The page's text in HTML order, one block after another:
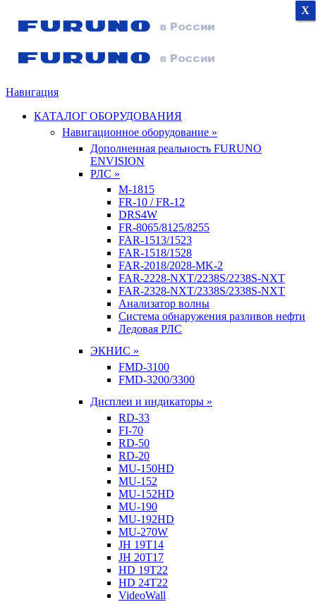
Навигация
КАТАЛОГ ОБОРУДОВАНИЯ
Навигационное оборудование »
Дополненная реальность FURUNO
ENVISION
РЛС »
M-1815
FR-10 / FR-12
DRS4W
FR-8065/8125/8255
FAR-1513/1523
FAR-1518/1528
FAR-2018/2028-MK-2
FAR-2228-NXT/2238S/2238S-NXT
FAR-2328-NXT/2338S/2338S-NXT
Анализатор волны
Система обнаружения разливов нефти
Ледовая РЛС
ЭКНИС »
FMD-3100
FMD-3200/3300
Дисплеи и индикаторы »
RD-33
FI-70
RD-50
RD-20
MU-150HD
MU-152
MU-152HD
MU-190
MU-192HD
MU-270W
JH 19T14
JH 20T17
HD 19T22
HD 24T22
VideoWall
X
X
X